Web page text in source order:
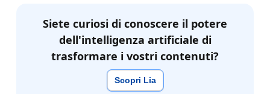
Siete curiosi di conoscere il potere
dell'intelligenza artificiale di
trasformare i vostri contenuti?
Scopri Lia